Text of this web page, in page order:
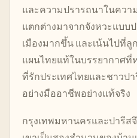
และความปรารถนาในควา
แตกต่างมาจากจังหวะแบบ
เมืองมากขึ้น และเน้นไปที่
แผนไทยแท้ในบรรยากาศที่
ที่รักประเทศไทยและชาวป
อย่างมืออาชีพอย่างแท้จริง
กรุงเทพมหานครและปารีส